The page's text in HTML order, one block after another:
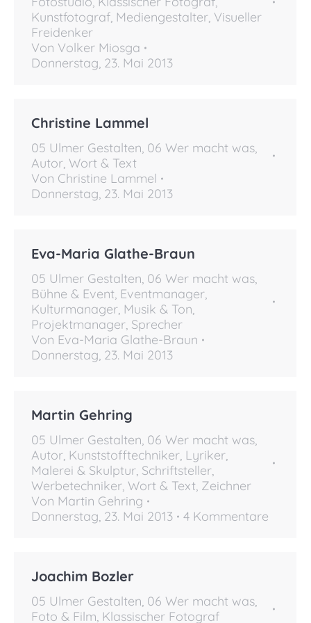
Kunstfotograf, Mediengestalter, Visueller
Freidenker
Von Volker Miosga
Donnerstag, 23. Mai 2013
Christine Lammel
05 Ulmer Gestalten, 06 Wer macht was,
Autor, Wort & Text
Von Christine Lammel
Donnerstag, 23. Mai 2013
Eva-Maria Glathe-Braun
05 Ulmer Gestalten, 06 Wer macht was,
Bühne & Event, Eventmanager,
Kulturmanager, Musik & Ton,
Projektmanager, Sprecher
Von Eva-Maria Glathe-Braun
Donnerstag, 23. Mai 2013
Martin Gehring
05 Ulmer Gestalten, 06 Wer macht was,
Autor, Kunststofftechniker, Lyriker,
Malerei & Skulptur, Schriftsteller,
Werbetechniker, Wort & Text, Zeichner
Von Martin Gehring
Donnerstag, 23. Mai 2013
4 Kommentare
Joachim Bozler
05 Ulmer Gestalten, 06 Wer macht was,
Foto & Film, Klassischer Fotograf